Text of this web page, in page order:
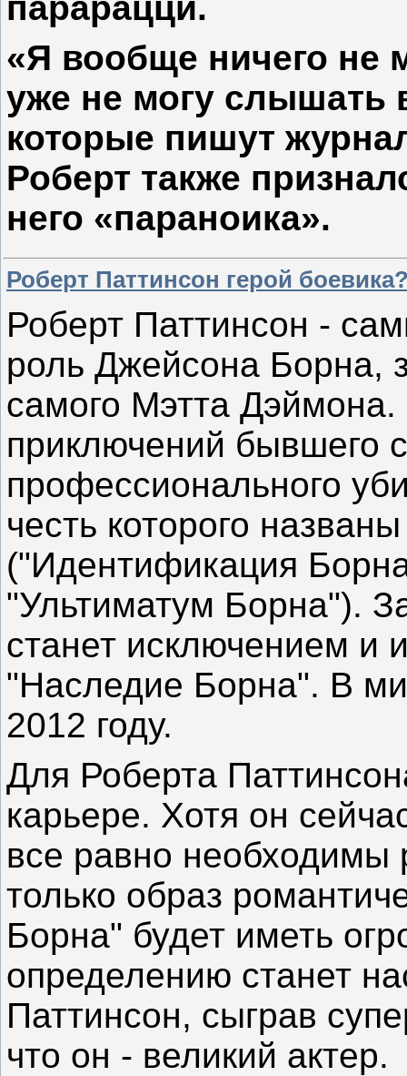
парарацци.
«Я вообще ничего не
уже не могу слышать
которые пишут
Роберт также
него «параноика».
Роберт Паттинсон герой
Роберт Паттинсон -
роль Джейсона Борна,
самого Мэтта Дэймона.
приключений бывшего
профессионального
честь которого
("Идентификация
"Ультиматум Борна").
станет исключением и
"Наследие Борна". В
2012 году.
Для Роберта
карьере. Хотя он
все равно необходимы
только образ
Борна" будет иметь
определению станет
Паттинсон, сыграв
что он - великий актер.